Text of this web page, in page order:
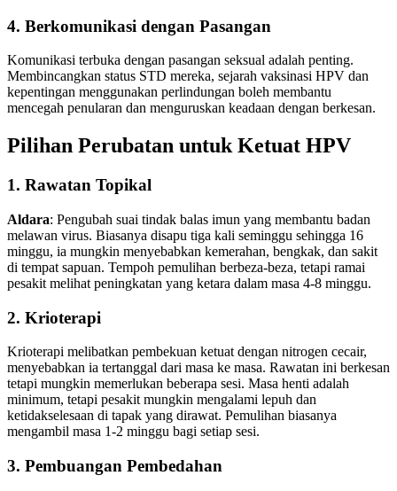
4. Berkomunikasi dengan Pasangan
Komunikasi terbuka dengan pasangan seksual adalah penting.
Membincangkan status STD mereka, sejarah vaksinasi HPV dan
kepentingan menggunakan perlindungan boleh membantu
mencegah penularan dan menguruskan keadaan dengan berkesan.
Pilihan Perubatan untuk Ketuat HPV
1. Rawatan Topikal
Aldara: Pengubah suai tindak balas imun yang membantu badan
melawan virus. Biasanya disapu tiga kali seminggu sehingga 16
minggu, ia mungkin menyebabkan kemerahan, bengkak, dan sakit
di tempat sapuan. Tempoh pemulihan berbeza-beza, tetapi ramai
pesakit melihat peningkatan yang ketara dalam masa 4-8 minggu.
2. Krioterapi
Krioterapi melibatkan pembekuan ketuat dengan nitrogen cecair,
menyebabkan ia tertanggal dari masa ke masa. Rawatan ini berkesan
tetapi mungkin memerlukan beberapa sesi. Masa henti adalah
minimum, tetapi pesakit mungkin mengalami lepuh dan
ketidakselesaan di tapak yang dirawat. Pemulihan biasanya
mengambil masa 1-2 minggu bagi setiap sesi.
3. Pembuangan Pembedahan